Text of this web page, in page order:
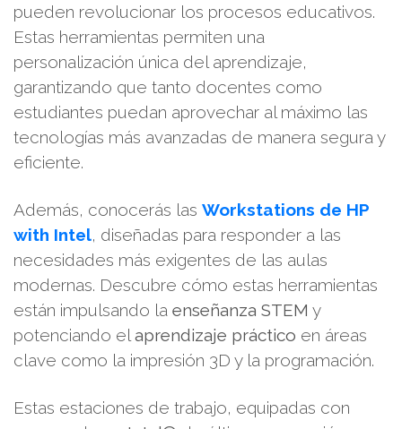
pueden revolucionar los procesos educativos.
Estas herramientas permiten una
personalización única del aprendizaje,
garantizando que tanto docentes como
estudiantes puedan aprovechar al máximo las
tecnologías más avanzadas de manera segura y
eficiente.
Además, conocerás las Workstations de HP
with Intel, diseñadas para responder a las
necesidades más exigentes de las aulas
modernas. Descubre cómo estas herramientas
están impulsando la enseñanza STEM y
potenciando el aprendizaje práctico en áreas
clave como la impresión 3D y la programación.
Estas estaciones de trabajo, equipadas con